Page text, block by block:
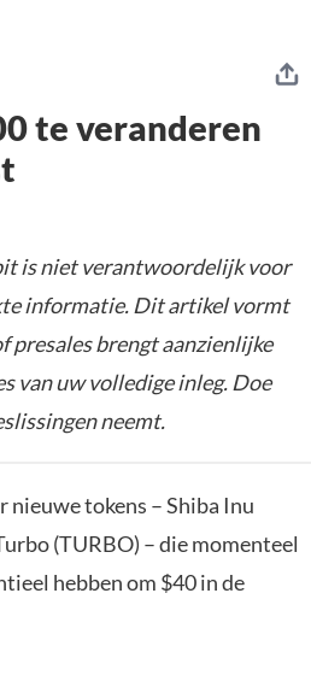
te veranderen
is niet verantwoordelijk voor
informatie. Dit artikel vormt
presales brengt aanzienlijke
van uw volledige inleg. Doe
neemt.
nieuwe tokens – Shiba Inu
(TURBO) – die momenteel
hebben om $40 in de